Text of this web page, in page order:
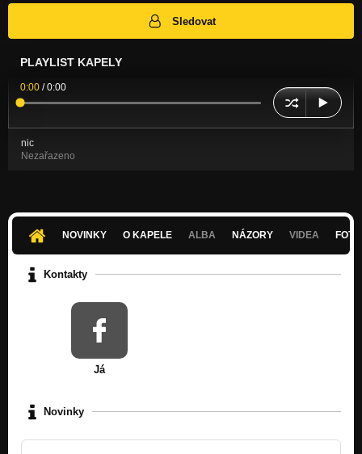
Sledovat
PLAYLIST KAPELY
0:00 /0:00
nic
Nezařazeno
NOVINKY O KAPELE ALBA NÁZORY VIDEA
Kontakty
Já
Novinky